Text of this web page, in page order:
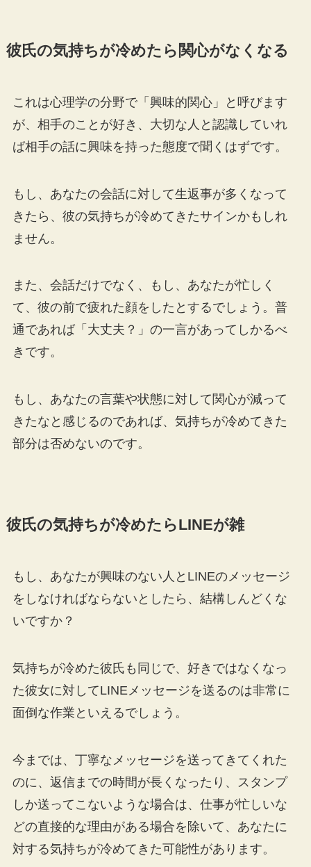
彼氏の気持ちが冷めたら関心がなくなる
これは心理学の分野で「興味的関心」と呼びます
が、相手のことが好き、大切な人と認識していれ
ば相手の話に興味を持った態度で聞くはずです。
もし、あなたの会話に対して生返事が多くなって
きたら、彼の気持ちが冷めてきたサインかもしれ
ません。
また、会話だけでなく、もし、あなたが忙しく
て、彼の前で疲れた顔をしたとするでしょう。普
通であれば「大丈夫？」の一言があってしかるべ
きです。
もし、あなたの言葉や状態に対して関心が減って
きたなと感じるのであれば、気持ちが冷めてきた
部分は否めないのです。
彼氏の気持ちが冷めたらLINEが雑
もし、あなたが興味のない人とLINEのメッセージ
をしなければならないとしたら、結構しんどくな
いですか？
気持ちが冷めた彼氏も同じで、好きではなくなっ
た彼女に対してLINEメッセージを送るのは非常に
面倒な作業といえるでしょう。
今までは、丁寧なメッセージを送ってきてくれた
のに、返信までの時間が長くなったり、スタンプ
しか送ってこないような場合は、仕事が忙しいな
どの直接的な理由がある場合を除いて、あなたに
対する気持ちが冷めてきた可能性があります。